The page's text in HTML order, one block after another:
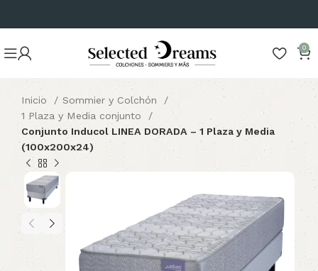
0
Inicio
Sommier y Colchón
1 Plaza y Media conjunto
Conjunto Inducol LINEA DORADA – 1 Plaza y Media
(100x200x24)